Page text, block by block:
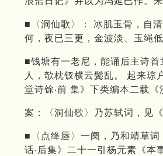
■〈洞仙歌〉： 冰肌玉骨，自
何，夜已三更，金波淡、玉绳
■钱塘有一老尼，能诵后主诗
人，欹枕钗横云鬓乱。 起来琼
堂诗馀‧前 集》下类编本二载《
案：〈洞仙歌〉乃苏轼词，见
■〈点绛唇〉一阕，乃和靖草
话‧后集》二十一引杨元素《本